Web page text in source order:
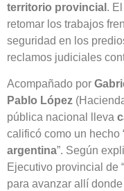
territorio provincial .
retomar los trabajos
seguridad en los
reclamos judiciales
Acompañado por
Pablo López
pública nacional lleva
calificó como un hecho
argentina”. Según
Ejecutivo provincial de “
para avanzar allí